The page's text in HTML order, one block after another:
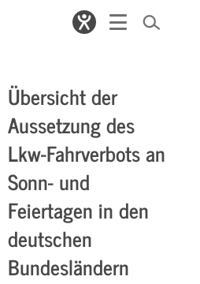
Übersicht der
Aussetzung des
Lkw-Fahrverbots an
Sonn- und
Feiertagen in den
deutschen
Bundesländern